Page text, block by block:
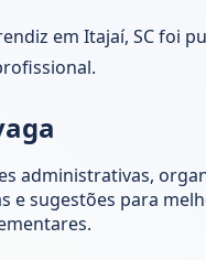
em Itajaí, SC
administrativas,
e sugestões para